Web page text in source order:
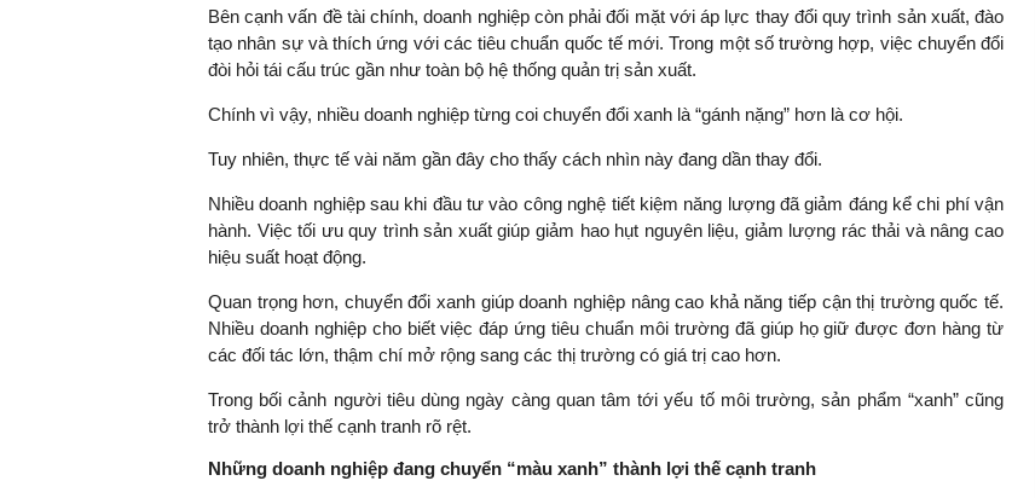
Bên cạnh vấn đề tài chính, doanh nghiệp còn phải đối mặt với áp lực thay đổi quy trình sản xuất, đào
tạo nhân sự và thích ứng với các tiêu chuẩn quốc tế mới. Trong một số trường hợp, việc chuyển đổi
đòi hỏi tái cấu trúc gần như toàn bộ hệ thống quản trị sản xuất.
Chính vì vậy, nhiều doanh nghiệp từng coi chuyển đổi xanh là “gánh nặng” hơn là cơ hội.
Tuy nhiên, thực tế vài năm gần đây cho thấy cách nhìn này đang dần thay đổi.
Nhiều doanh nghiệp sau khi đầu tư vào công nghệ tiết kiệm năng lượng đã giảm đáng kể chi phí vận
hành. Việc tối ưu quy trình sản xuất giúp giảm hao hụt nguyên liệu, giảm lượng rác thải và nâng cao
hiệu suất hoạt động.
Quan trọng hơn, chuyển đổi xanh giúp doanh nghiệp nâng cao khả năng tiếp cận thị trường quốc tế.
Nhiều doanh nghiệp cho biết việc đáp ứng tiêu chuẩn môi trường đã giúp họ giữ được đơn hàng từ
các đối tác lớn, thậm chí mở rộng sang các thị trường có giá trị cao hơn.
Trong bối cảnh người tiêu dùng ngày càng quan tâm tới yếu tố môi trường, sản phẩm “xanh” cũng
trở thành lợi thế cạnh tranh rõ rệt.
Những doanh nghiệp đang chuyển “màu xanh” thành lợi thế cạnh tranh
TS. Nguyễn Đức Độ - Phó Viện trưởng
Viện Kinh tế Tài chính
"Có rất nhiều việc phải làm
đang được tiến hành như tăng
đầu tư cho khoa học công
nghệ; ban hành các cơ chế
khuyến khích đổi mới sáng tạo,
Việc sử dụng hiệu quả chính
nghĩa hỗ trợ ngắn hạn mà còn
tăng trưởng bền vững dài hạn.